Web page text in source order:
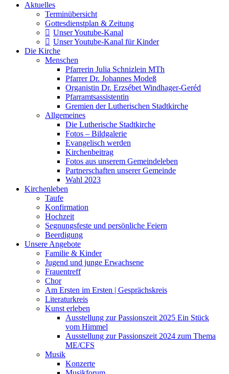
Aktuelles
Terminübersicht
Gottesdienstplan & Zeitung
Unser Youtube-Kanal
Unser Youtube-Kanal für Kinder
Die Kirche
Menschen
Pfarrerin Julia Schnizlein MTh
Pfarrer Dr. Johannes Modeß
Organistin Dr. Erzsébet Windhager-Geréd
Pfarramtsassistentin
Gremien der Lutherischen Stadtkirche
Allgemeines
Die Lutherische Stadtkirche
Fotos – Bildgalerie
Evangelisch werden
Kirchenbeitrag
Fotos aus unserem Gemeindeleben
Partnerschaften unserer Gemeinde
Wahl 2023
Kirchenleben
Taufe
Konfirmation
Hochzeit
Segnungsfeste und persönliche Feiern
Beerdigung
Unsere Angebote
Familie & Kinder
Jugend und junge Erwachsene
Frauentreff
Chor
Am Ersten im Ersten | Gesprächskreis
Literaturkreis
Kunst erleben
Ausstellung zur Passionszeit 2025 Ein Stück
vom Himmel
Ausstellung zur Passionszeit 2024 zum Thema
ME/CFS
Musik
Konzerte